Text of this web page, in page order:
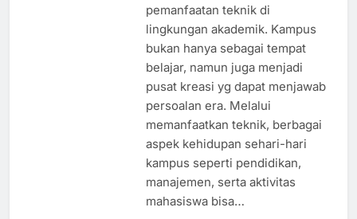
pemanfaatan teknik di
lingkungan akademik. Kampus
bukan hanya sebagai tempat
belajar, namun juga menjadi
pusat kreasi yg dapat menjawab
persoalan era. Melalui
memanfaatkan teknik, berbagai
aspek kehidupan sehari-hari
kampus seperti pendidikan,
manajemen, serta aktivitas
mahasiswa bisa…